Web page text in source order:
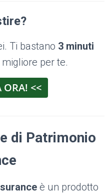
Ti bastano 3 minuti
per te.
ORA! <<
di Patrimonio
è un prodotto